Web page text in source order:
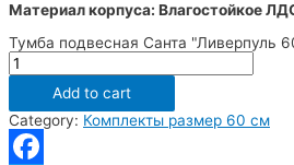
Материал корпуса: Влагостойкое
Тумба подвесная Санта "Ливерпуль
Add to cart
Category: Комплекты размер 60 см